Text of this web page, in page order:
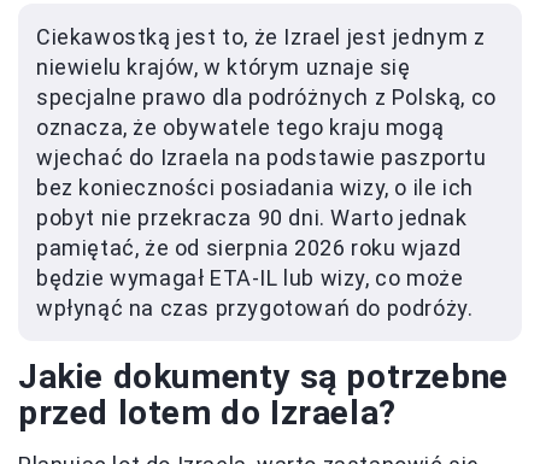
Ciekawostką jest to, że Izrael jest jednym z
niewielu krajów, w którym uznaje się
specjalne prawo dla podróżnych z Polską, co
oznacza, że obywatele tego kraju mogą
wjechać do Izraela na podstawie paszportu
bez konieczności posiadania wizy, o ile ich
pobyt nie przekracza 90 dni. Warto jednak
pamiętać, że od sierpnia 2026 roku wjazd
będzie wymagał ETA-IL lub wizy, co może
wpłynąć na czas przygotowań do podróży.
Jakie dokumenty są potrzebne
przed lotem do Izraela?